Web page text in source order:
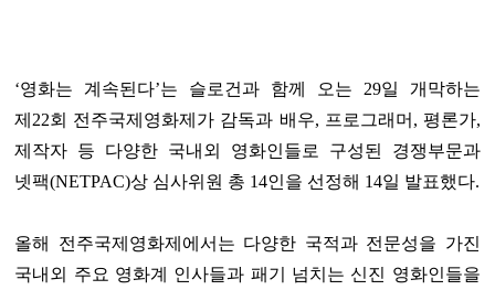
‘영화는 계속된다’는 슬로건과 함께 오는 29일 개막하는
제22회 전주국제영화제가 감독과 배우, 프로그래머, 평론가,
제작자 등 다양한 국내외 영화인들로 구성된 경쟁부문과
넷팩(NETPAC)상 심사위원 총 14인을 선정해 14일 발표했다.
올해 전주국제영화제에서는 다양한 국적과 전문성을 가진
국내외 주요 영화계 인사들과 패기 넘치는 신진 영화인들을